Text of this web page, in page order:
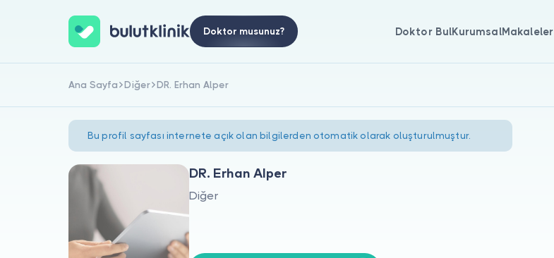
Doktor musunuz? Doktor BulKurumsalMakaleler
Ana Sayfa Diğer DR. Erhan Alper
Bu profil sayfası internete açık olan bilgilerden otomatik olarak oluşturulmuştur.
DR. Erhan Alper
Diğer